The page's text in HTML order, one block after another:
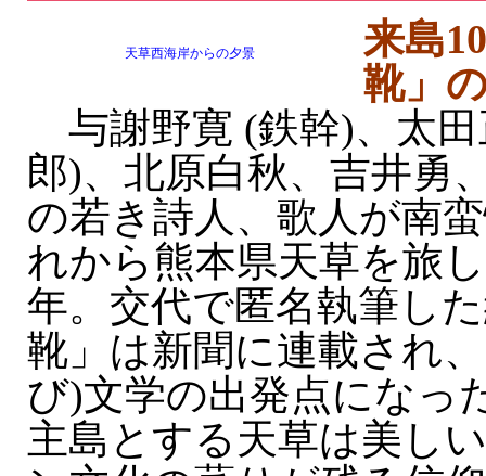
天草西海岸からの夕景
来島
靴」
与謝野寛 (鉄幹)、太田
郎)、北原白秋、吉井勇
の若き詩人、歌人が南
れから熊本県天草を旅
年。交代で匿名執筆し
靴」は新聞に連載され
び)文学の出発点になっ
主島とする天草は美し